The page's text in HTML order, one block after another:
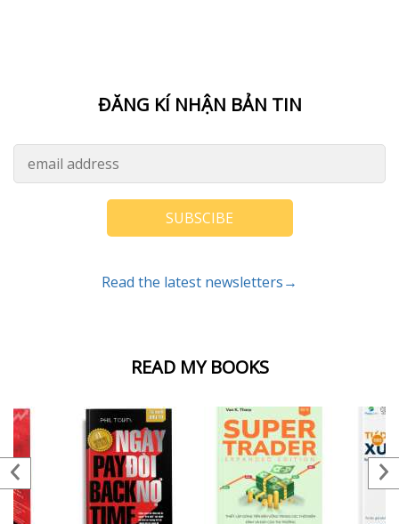
READ MY BOOKS
ĐĂNG KÍ NHẬN BẢN TIN
SUBSCIBE
Read the latest newsletters→